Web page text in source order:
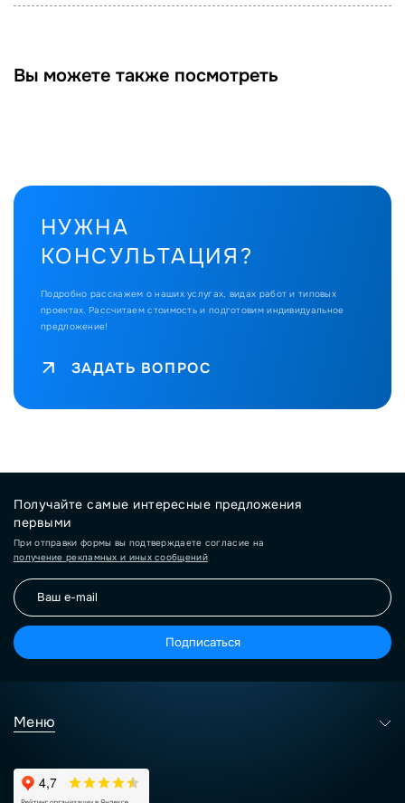
Вы можете также посмотреть
НУЖНА
КОНСУЛЬТАЦИЯ?
Подробно расскажем о наших услугах, видах работ и типовых
проектах. Рассчитаем стоимость и подготовим индивидуальное
предложение!
ЗАДАТЬ ВОПРОС
Получайте самые интересные предложения
первыми
При отправки формы вы подтверждаете согласие на
получение рекламных и иных сообщений
Подписаться
Меню